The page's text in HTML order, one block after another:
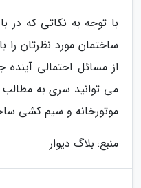
با توجه به نکاتی که در
ساختمان مورد نظرتان
از مسائل احتمالی
می توانید سری به مطالب
موتورخانه و سیم کشی
منبع: بلاگ دیوار